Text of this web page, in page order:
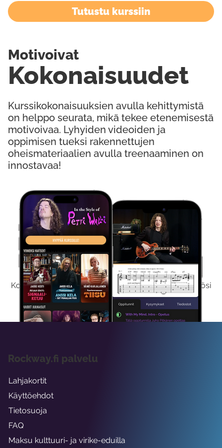
Kokeile Ilmaiseksi
Kokeilemalla ilmaiseksi saat koko sisältömme käyttöösi
viikon ajaksi.
Tutustu kurssiin
Kurssikokonaisuuksien avulla kehittymistä
on helppo seurata, mikä tekee etenemisestä
motivoivaa. Lyhyiden videoiden ja
oppimisen tueksi rakennettujen
oheismateriaalien avulla treenaaminen on
innostavaa!
Kokonaisuudet
Motivoivat
Rockway.fi palvelu
Lahjakortit
Käyttöehdot
Tietosuoja
FAQ
Maksu kulttuuri- ja virike-eduilla